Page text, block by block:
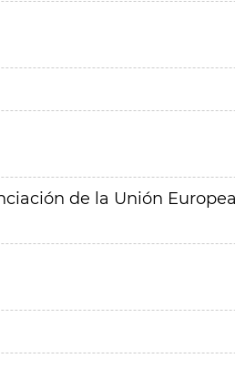
de la Unión Europea